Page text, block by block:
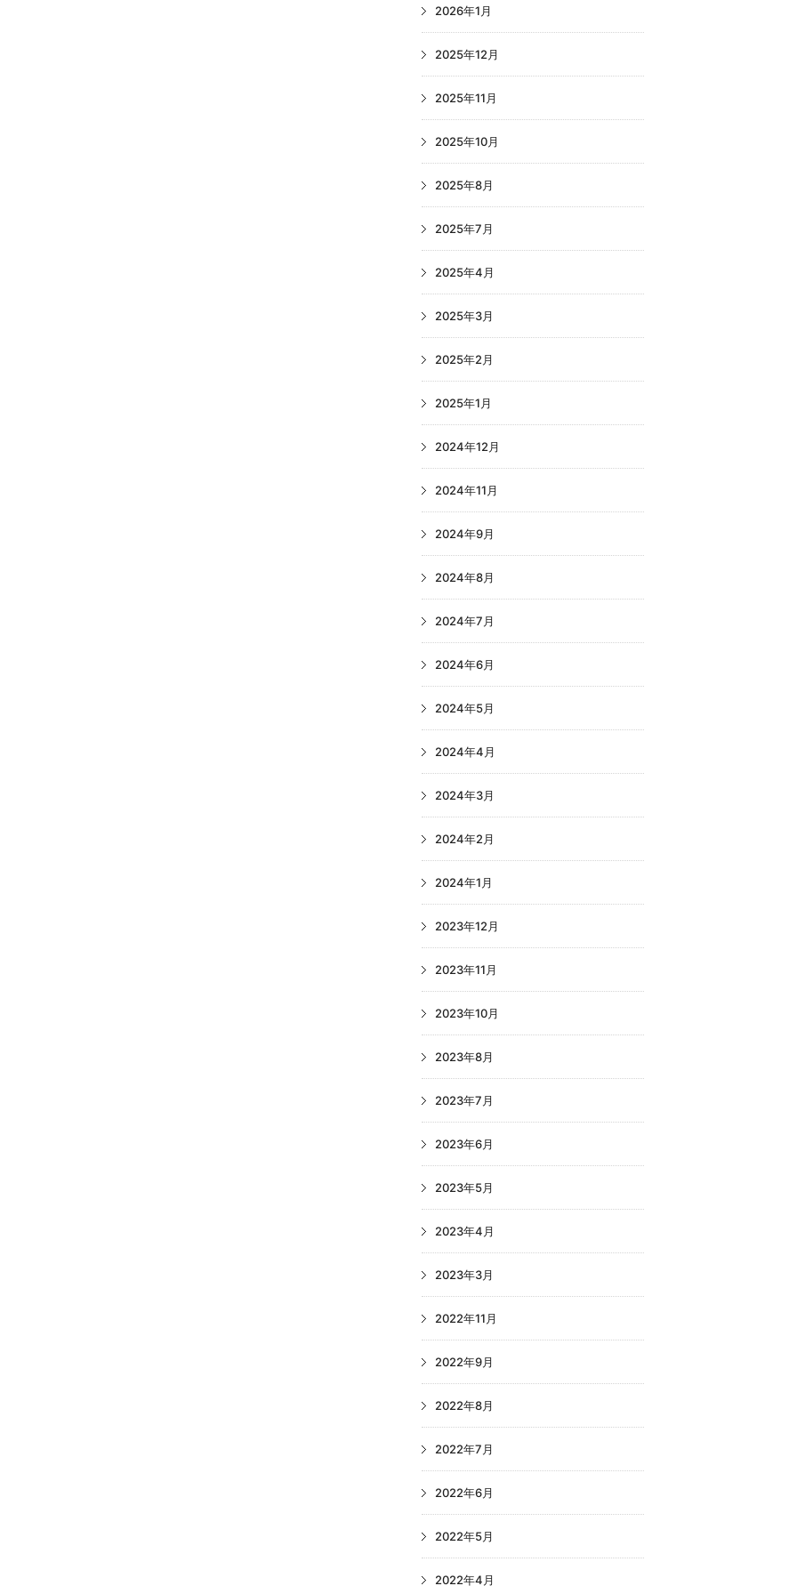
2026年1月
2025年12月
2025年11月
2025年10月
2025年8月
2025年7月
2025年4月
2025年3月
2025年2月
2025年1月
2024年12月
2024年11月
2024年9月
2024年8月
2024年7月
2024年6月
2024年5月
2024年4月
2024年3月
2024年2月
2024年1月
2023年12月
2023年11月
2023年10月
2023年8月
2023年7月
2023年6月
2023年5月
2023年4月
2023年3月
2022年11月
2022年9月
2022年8月
2022年7月
2022年6月
2022年5月
2022年4月